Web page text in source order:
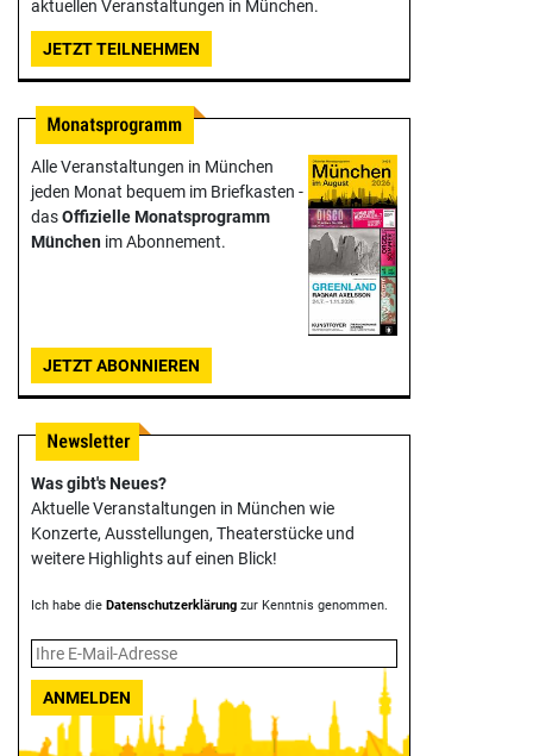
aktuellen Veranstaltungen in München.
JETZT TEILNEHMEN
Alle Veranstaltungen in München
jeden Monat bequem im Briefkasten -
dasOffizielle Monats­programm
München im Abonnement.
JETZT ABONNIEREN
Was gibt's Neues?
Aktuelle Veranstaltungen in München wie
Konzerte, Ausstellungen, Theater­stücke und
weitere Highlights auf einen Blick!
Ich habe die Datenschutzerklärung zur Kenntnis genommen.
ANMELDEN